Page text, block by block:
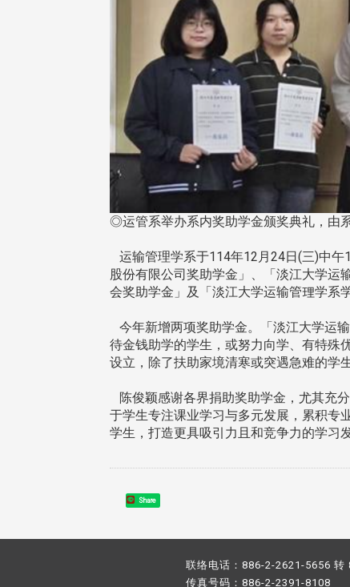
◎运管系举办系内奖助学金颁奖典礼，由
运输管理学系于114年12月24日(三)中
股份有限公司奖助学金」、「淡江大学运
会奖助学金」及「淡江大学运输管理学系
今年新增两项奖助学金。「淡江大学运
待金钱助学的学生，或努力向学、有特殊
设立，除了扶助家境清寒或突遇急难的学
陈俊颖感谢各界捐助奖助学金，尤其充
于学生专注课业学习与多元发展，累积专
学生，打造更具吸引力且和竞争力的学习
Share
联络电话：886-2-2621-5656 转
传真号码：886-2-2391-8108